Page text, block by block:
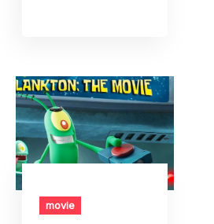
movie